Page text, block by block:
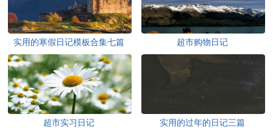
实用的寒假日记模板合集七篇 超市购物日记
超市实习日记 实用的过年的日记三篇